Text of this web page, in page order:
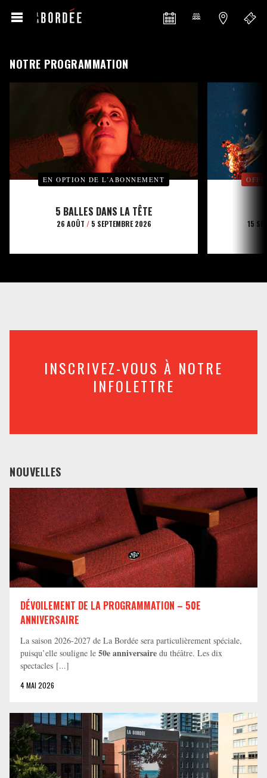
NOTRE PROGRAMMATION
EN OPTION DE L’ABONNEMENT
5 BALLES DANS LA TÊTE
26 AOÛT /5 SEPTEMBRE 2026 15
INSCRIVEZ-VOUS À NOTRE
INFOLETTRE
NOUVELLES
DÉVOILEMENT DE LA PROGRAMMATION – 50E
ANNIVERSAIRE
La saison 2026-2027 de La Bordée sera particulièrement spéciale,
puisqu’elle souligne le 50e anniversaire du théâtre. Les dix
spectacles [...]
4 MAI 2026